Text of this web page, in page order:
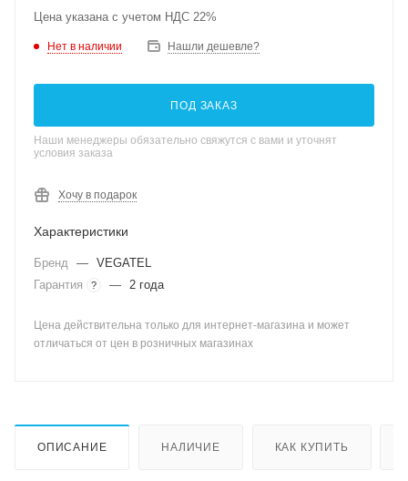
Цена указана с учетом НДС 22%
Нет в наличии Нашли дешевле?
ПОД ЗАКАЗ
Наши менеджеры обязательно свяжутся с вами и уточнят
условия заказа
Хочу в подарок
Характеристики
Бренд — VEGATEL
Гарантия
? — 2 года
Цена действительна только для интернет-магазина и может
отличаться от цен в розничных магазинах
ОПИСАНИЕ НАЛИЧИЕ КАК КУПИТЬ